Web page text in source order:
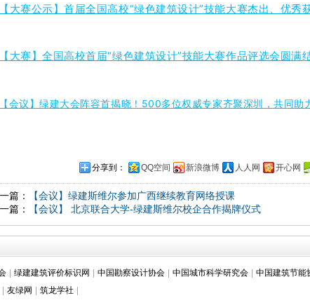
大赛公示】首届全国高校“绿色建筑设计”技能大赛杰出、优秀
大赛】全国高校首届“绿色建筑设计”技能大赛作品评选会圆满
会议】绿建大会阵容首揭晓！500多位权威专家齐聚深圳，共同助
分享到： QQ空间 新浪微博 人人网 开心网
一篇：
【会议】绿建斯维尔参加广西继续教育网络授课
篇：
【会议】 北京联合大学-绿建斯维尔校企合作揭牌仪式
绿建建筑评价标识网 中国勘察设计协会 中国城市科学研究会 中国建筑节能
友绿网 筑龙学社